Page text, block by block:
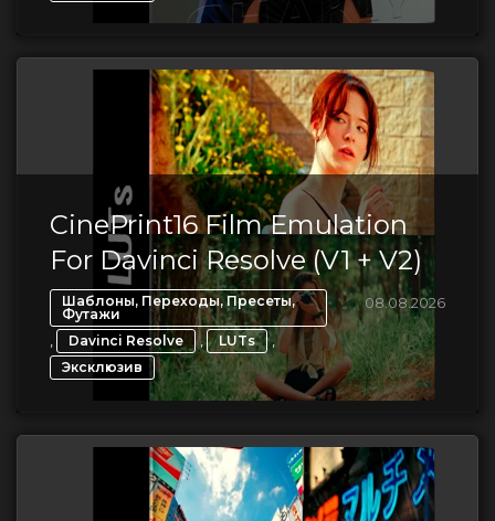
CinePrint16 Film Emulation
For Davinci Resolve (V1 + V2)
Шаблоны, Переходы, Пресеты,
Футажи
, Davinci Resolve , LUTs ,
Эксклюзив
08.08.2026